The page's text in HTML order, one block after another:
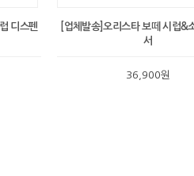
디스펜
[업체발송]오리스타 보떼 시럽&
서
36,900원